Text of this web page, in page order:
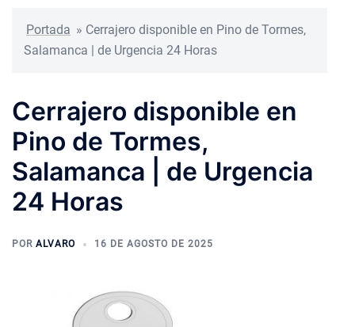
Portada » Cerrajero disponible en Pino de Tormes,
Salamanca | de Urgencia 24 Horas
Cerrajero disponible en
Pino de Tormes,
Salamanca | de Urgencia
24 Horas
POR ALVARO 16 DE AGOSTO DE 2025